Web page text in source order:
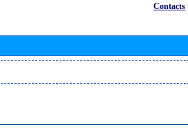
Contacts